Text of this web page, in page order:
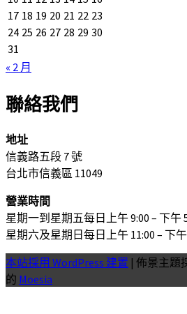
17 18 19 20 21 22 23
24 25 26 27 28 29 30
31
« 2 月
聯絡我們
地址
信義路五段 7 號
台北市信義區 11049
營業時間
星期一到星期五每日上午 9:00 – 下午
星期六及星期日每日上午 11:00 – 下午
本站採用 WordPress 建置 | 佈景主題
的 Moesia